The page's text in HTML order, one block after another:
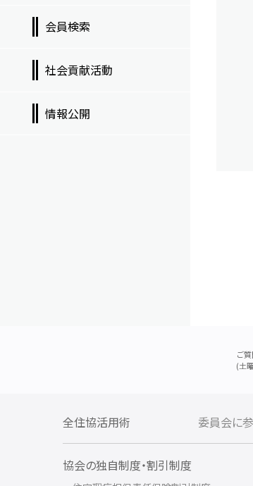
会員検索
社会貢献活動
情報公開
ご
(土
全住協活用術 委員会に
協会の独自制度・割引制度